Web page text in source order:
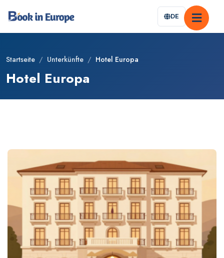
DE
Startseite / Unterkünfte / Hotel Europa
Hotel Europa